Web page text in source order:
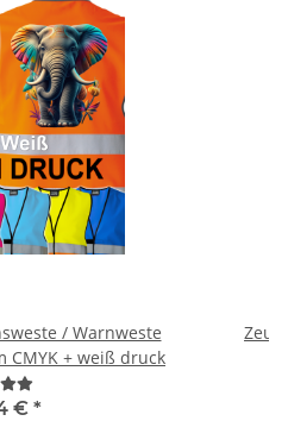
/ Warnweste
CMYK + weiß druck
€ *